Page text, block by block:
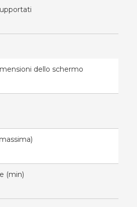
dello schermo
(min)